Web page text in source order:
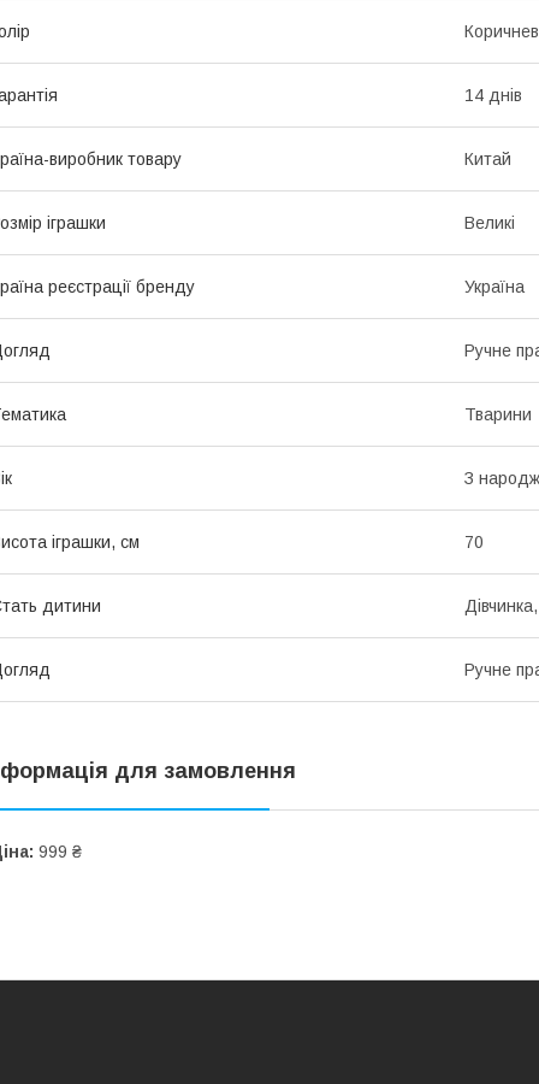
14 днів
виробник товару Китай
іграшки Великі
реєстрації бренду Україна
Ручне
Тварини
З
іграшки, см 70
дитини
Ручне
для замовлення
999 ₴